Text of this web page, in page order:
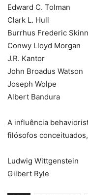
Edward C. Tolman
Clark L. Hull
Burrhus Frederic
Conwy Lloyd Morgan
J.R. Kantor
John Broadus Watson
Joseph Wolpe
Albert Bandura
A influência
filósofos
Ludwig Wittgenstein
Gilbert Ryle